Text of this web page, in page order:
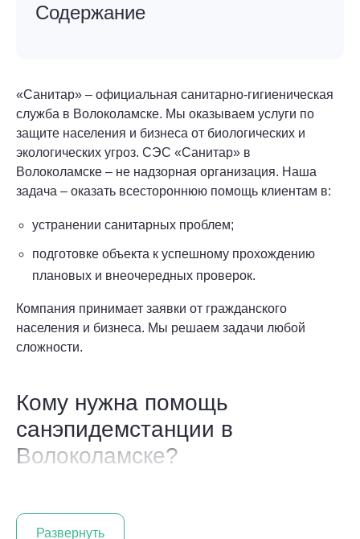
Содержание
«Санитар» – официальная санитарно-гигиеническая
служба в Волоколамске. Мы оказываем услуги по
защите населения и бизнеса от биологических и
экологических угроз. СЭС «Санитар» в
Волоколамске – не надзорная организация. Наша
задача – оказать всестороннюю помощь клиентам в:
устранении санитарных проблем;
подготовке объекта к успешному прохождению
плановых и внеочередных проверок.
Компания принимает заявки от гражданского
населения и бизнеса. Мы решаем задачи любой
сложности.
Кому нужна помощь
санэпидемстанции в
Волоколамске?
Многоэтажных новостроек здесь немного.
Многоквартирные дома советского периода не
Развернуть